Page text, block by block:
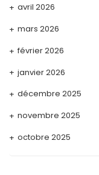
avril 2026
mars 2026
février 2026
janvier 2026
décembre 2025
novembre 2025
octobre 2025